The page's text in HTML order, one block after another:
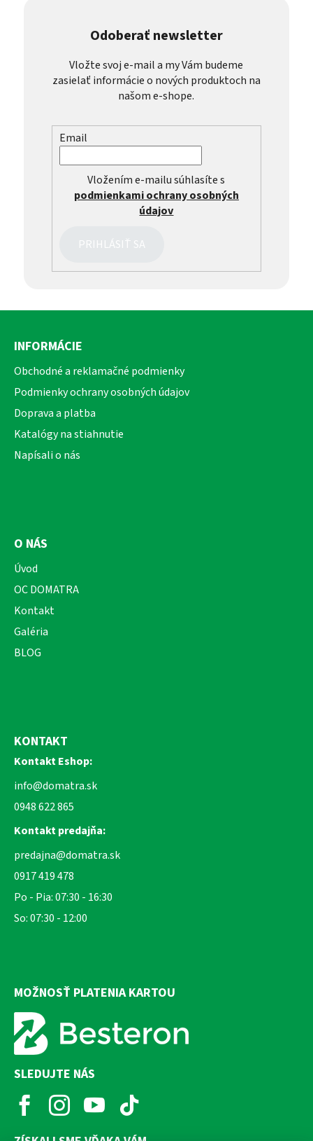
Odoberať newsletter
Vložte svoj e-mail a my Vám budeme
zasielať informácie o nových produktoch na
našom e-shope.
Email
Vložením e-mailu súhlasíte s
podmienkami ochrany osobných
údajov
PRIHLÁSIŤ SA
Z
INFORMÁCIE
Obchodné a reklamačné podmienky
Podmienky ochrany osobných údajov
Doprava a platba
Katalógy na stiahnutie
Napísali o nás
O NÁS
Úvod
OC DOMATRA
Kontakt
Galéria
BLOG
KONTAKT
Kontakt Eshop:
info@domatra.sk
0948 622 865
Kontakt predajňa:
predajna@domatra.sk
0917 419 478
Po - Pia: 07:30 - 16:30
So: 07:30 - 12:00
MOŽNOSŤ PLATENIA KARTOU
SLEDUJTE NÁS